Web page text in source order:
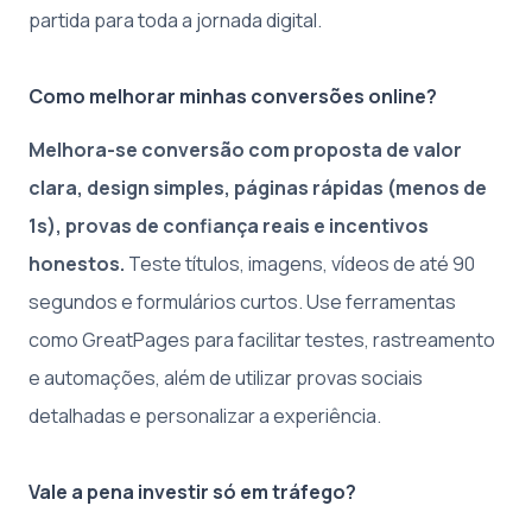
partida para toda a jornada digital.
Como melhorar minhas conversões online?
Melhora-se conversão com proposta de valor
clara, design simples, páginas rápidas (menos de
1s), provas de confiança reais e incentivos
honestos. Teste títulos, imagens, vídeos de até 90
segundos e formulários curtos. Use ferramentas
como GreatPages para facilitar testes, rastreamento
e automações, além de utilizar provas sociais
detalhadas e personalizar a experiência.
Vale a pena investir só em tráfego?